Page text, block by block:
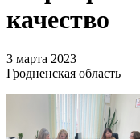
качество
3 марта 2023
Гродненская область